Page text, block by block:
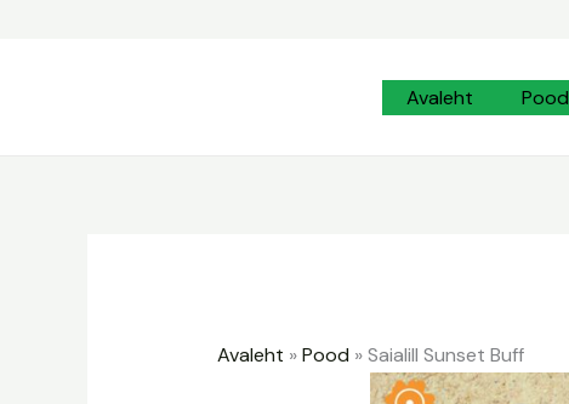
Avaleht Pood
Avaleht »Pood »Saialill Sunset Buff